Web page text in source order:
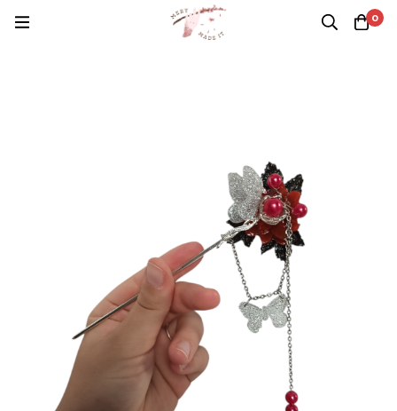
0
K Bishonen Kanzashi Hua Cheng